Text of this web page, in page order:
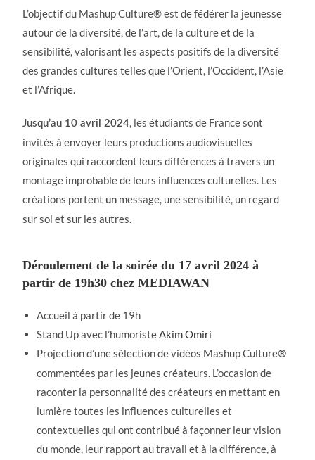
L’objectif du Mashup Culture®️ est de fédérer la jeunesse
autour de la diversité, de l’art, de la culture et de la
sensibilité, valorisant les aspects positifs de la diversité
des grandes cultures telles que l’Orient, l’Occident, l’Asie
et l’Afrique.
Jusqu’au 10 avril 2024, les étudiants de France sont
invités à envoyer leurs productions audiovisuelles
originales qui raccordent leurs différences à travers un
montage improbable de leurs influences culturelles. Les
créations portent un message, une sensibilité, un regard
sur soi et sur les autres.
Déroulement de la soirée du 17 avril 2024 à
partir de 19h30 chez MEDIAWAN
Accueil à partir de 19h
Stand Up avec l’humoristeAkim Omiri
Projection d’une sélection de vidéos Mashup Culture®️
commentées par les jeunes créateurs. L’occasion de
raconter la personnalité des créateurs en mettant en
lumière toutes les influences culturelles et
contextuelles qui ont contribué à façonner leur vision
du monde, leur rapport au travail et à la différence, à